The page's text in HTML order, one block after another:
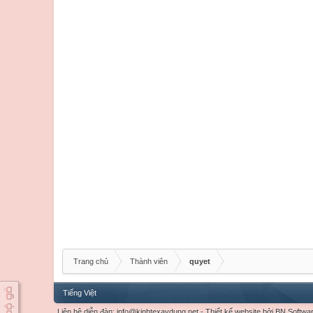
Trang chủ Thành viên quyet
Tiếng Việt